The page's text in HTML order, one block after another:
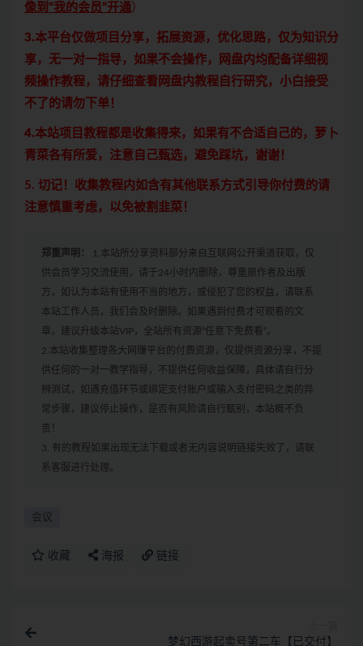
像到“我的会员”开通 ）
3.本平台仅做项目分享，拓展资源，优化思路，仅为知识分
享，无一对一指导，如果不会操作，网盘内均配备详细视
频操作教程，请仔细查看网盘内教程自行研究，小白接受
不了的请勿下单！
4.本站项目教程都是收集得来，如果有不合适自己的，萝卜
青菜各有所爱，注意自己甄选，避免踩坑，谢谢！
5. 切记！收集教程内如含有其他联系方式引导你付费的请
注意慎重考虑，以免被割韭菜！
郑重声明：
1.本站所分享资料部分来自互联网公开渠道获取，仅
供会员学习交流使用，请于24小时内删除，尊重原作者及出版
方，如认为本站有使用不当的地方，或侵犯了您的权益，请联系
本站工作人员，我们会及时删除。如果遇到付费才可观看的文
章，建议升级本站VIP，全站所有资源“任意下免费看”。
2.本站收集整理各大网赚平台的付费资源，仅提供资源分享，不提
供任何的一对一教学指导，不提供任何收益保障，具体请自行分
辨测试，如遇充值环节或绑定支付账户或输入支付密码之类的异
常步骤，建议停止操作，是否有风险请自行甄别，本站概不负
责！
3. 有的教程如果出现无法下载或者无内容说明链接失效了，请联
系客服进行处理。
会议
收藏 海报 链接
梦幻西游起卖号第二车【已交付】